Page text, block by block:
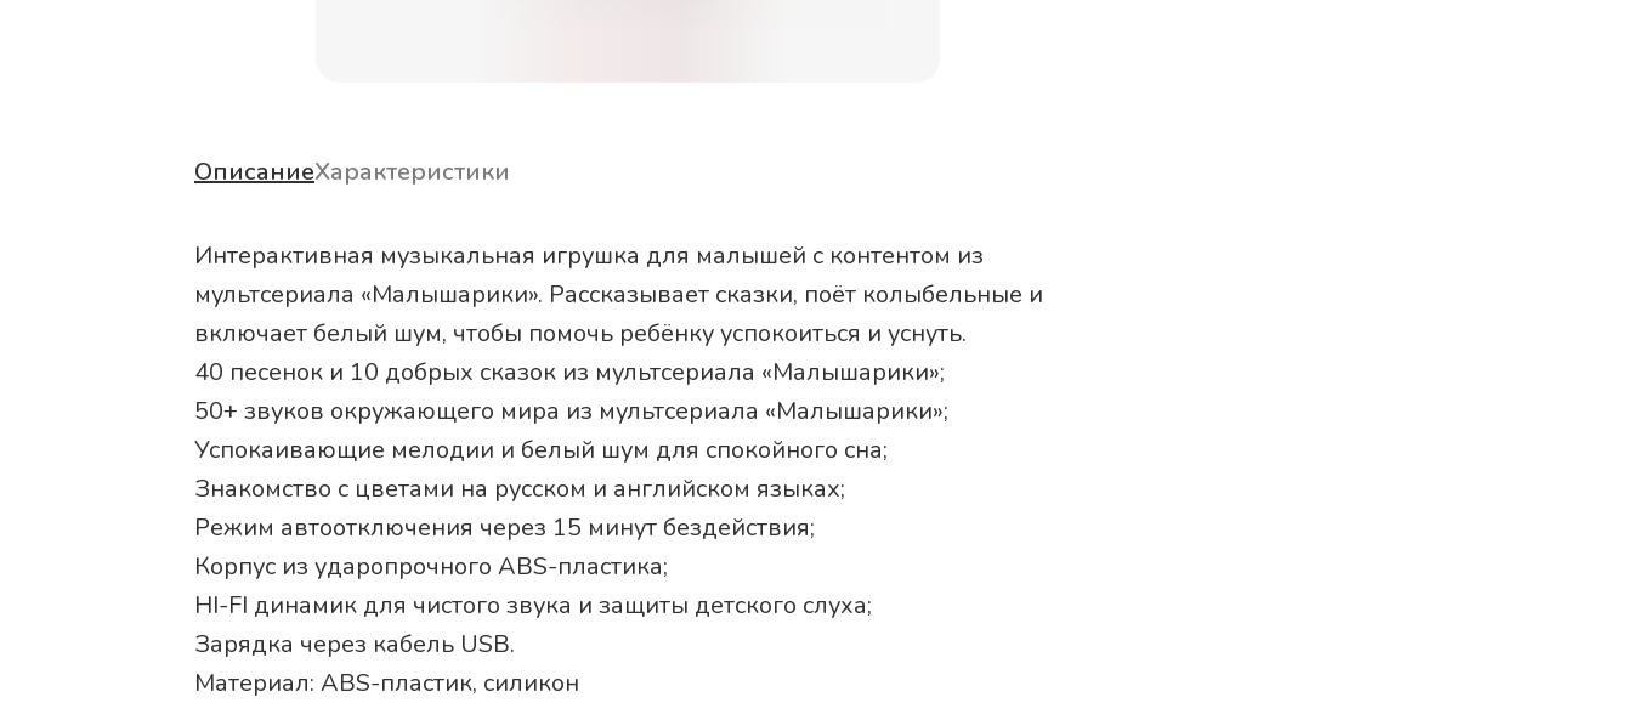
ОписаниеХарактеристики
Интерактивная музыкальная игрушка для малышей с контентом из
мультсериала «Малышарики». Рассказывает сказки, поёт колыбельные и
включает белый шум, чтобы помочь ребёнку успокоиться и уснуть.
40 песенок и 10 добрых сказок из мультсериала «Малышарики»;
50+ звуков окружающего мира из мультсериала «Малышарики»;
Успокаивающие мелодии и белый шум для спокойного сна;
Знакомство с цветами на русском и английском языках;
Режим автоотключения через 15 минут бездействия;
Корпус из ударопрочного ABS-пластика;
HI-FI динамик для чистого звука и защиты детского слуха;
Зарядка через кабель USB.
Материал: ABS-пластик, силикон